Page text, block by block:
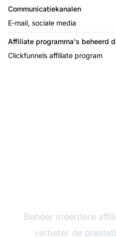
Communicatiekanalen
E-mail, sociale media
Affiliate programma's beheerd
Clickfunnels affiliate program
Beheer meerdere
verbeter de